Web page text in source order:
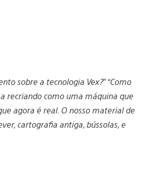
sobre a tecnologia Vex?” “Como
recriando como uma máquina que
agora é real. O nosso material de
cartografia antiga, bússolas, e